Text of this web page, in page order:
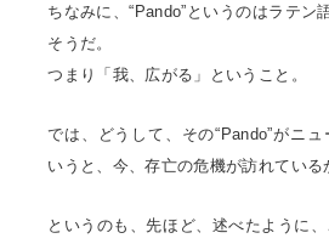
ちなみに、“Pando”というのはラテン
そうだ。
つまり「我、広がる」ということ。
では、どうして、その“Pando”がニ
いうと、今、存亡の危機が訪れている
というのも、先ほど、述べたように